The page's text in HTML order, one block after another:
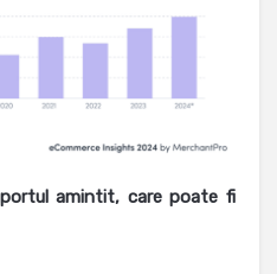
amintit, care poate fi